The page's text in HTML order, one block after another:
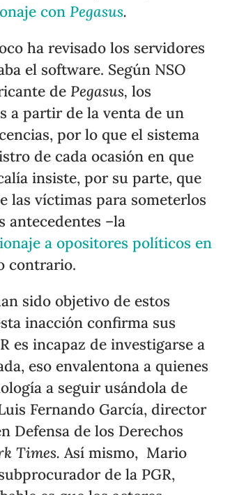
conPegasus.
ha revisado los servidores
el software. Según NSO
dePegasus,los
a partir de la venta de un
por lo que el sistema
de cada ocasión en que
insiste, por su parte, que
las víctimas para someterlos
antecedentes –la
a opositores políticos en
contrario.
sido objetivo de estos
inacción confirma sus
es incapaz de investigarse a
eso envalentona a quienes
a seguir usándola de
Fernando García, director
Defensa de los Derechos
Times.Así mismo, Mario
de la PGR,